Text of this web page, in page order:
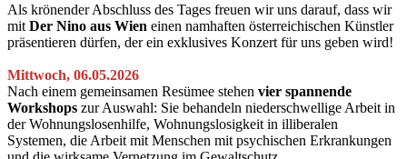
Als krönender Abschluss des Tages freuen wir uns darauf, dass wir
mit Der Nino aus Wien einen namhaften österreichischen Künstler
präsentieren dürfen, der ein exklusives Konzert für uns geben wird!
Mittwoch, 06.05.2026
Nach einem gemeinsamen Resümee stehen vier spannende
Workshops zur Auswahl: Sie behandeln niederschwellige Arbeit in
der Wohnungslosenhilfe, Wohnungslosigkeit in illiberalen
Systemen, die Arbeit mit Menschen mit psychischen Erkrankungen